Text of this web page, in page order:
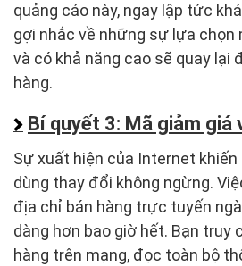
quảng cáo này, ngay lập tức
gợi nhắc về những sự lựa chọn
và có khả năng cao sẽ quay lại
hàng.
Bí quyết 3: Mã giảm giá
Sự xuất hiện của Internet
dùng thay đổi không ngừng.
địa chỉ bán hàng trực tuyến
dàng hơn bao giờ hết. Bạn truy
hàng trên mạng, đọc toàn bộ